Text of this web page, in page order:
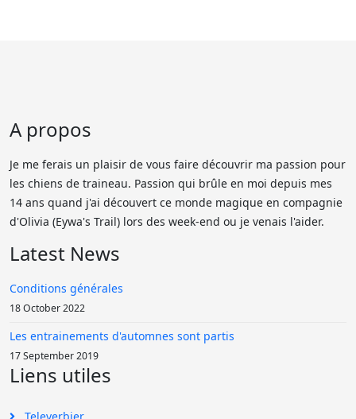
A propos
Je me ferais un plaisir de vous faire découvrir ma passion pour
les chiens de traineau. Passion qui brûle en moi depuis mes
14 ans quand j'ai découvert ce monde magique en compagnie
d'Olivia (Eywa's Trail) lors des week-end ou je venais l'aider.
Latest News
Conditions générales
18 October 2022
Les entrainements d'automnes sont partis
17 September 2019
Liens utiles